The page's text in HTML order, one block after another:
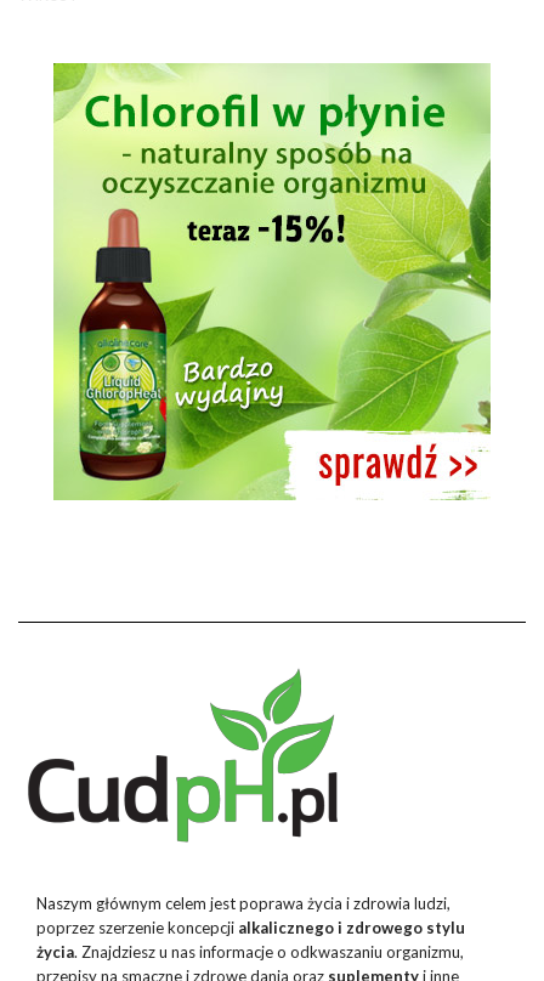
Naszym głównym celem jest poprawa życia i zdrowia ludzi,
poprzez szerzenie koncepcji alkalicznego i zdrowego stylu
życia. Znajdziesz u nas informacje o odkwaszaniu organizmu,
przepisy na smaczne i zdrowe dania oraz suplementyi inne